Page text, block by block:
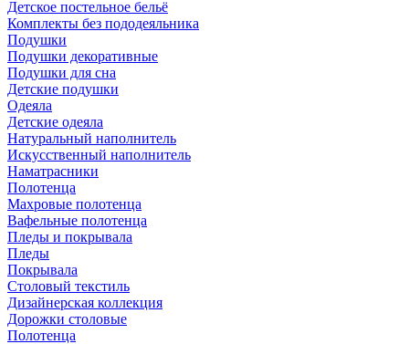
Детское постельное бельё
Комплекты без пододеяльника
Подушки
Подушки декоративные
Подушки для сна
Детские подушки
Одеяла
Детские одеяла
Натуральный наполнитель
Искуcственный наполнитель
Наматрасники
Полотенца
Махровые полотенца
Вафельные полотенца
Пледы и покрывала
Пледы
Покрывала
Столовый текстиль
Дизайнерская коллекция
Дорожки столовые
Полотенца